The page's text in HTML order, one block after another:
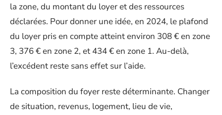
la zone, du montant du loyer et des ressources
déclarées. Pour donner une idée, en 2024, le plafond
du loyer pris en compte atteint environ 308 € en zone
3, 376 € en zone 2, et 434 € en zone 1. Au-delà,
l’excédent reste sans effet sur l’aide.
La composition du foyer reste déterminante. Changer
de situation, revenus, logement, lieu de vie,